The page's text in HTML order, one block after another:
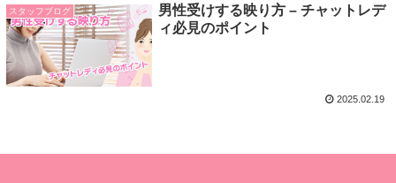
スタッフブログ
男性受けする映り方 – チャットレデ
ィ必見のポイント
2025.02.19